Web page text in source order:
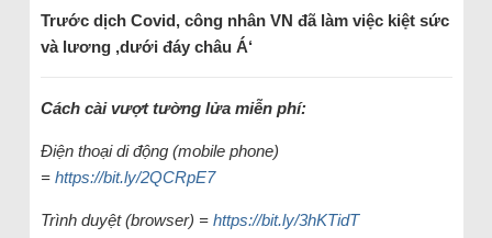
Trước dịch Covid, công nhân VN đã làm việc kiệt sức
và lương ‚dưới đáy châu Á‘
Cách cài vượt tường lửa miễn phí:
Điện thoại di động (mobile phone)
= https://bit.ly/2QCRpE7
Trình duyệt (browser) = https://bit.ly/3hKTidT